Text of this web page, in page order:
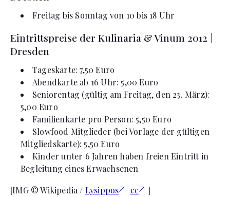
Freitag bis Sonntag von 10 bis 18 Uhr
Eintrittspreise der Kulinaria & Vinum 2012 |
Dresden
Tageskarte: 7,50 Euro
Abendkarte ab 16 Uhr: 5,00 Euro
Seniorentag (gültig am Freitag, den 23. März):
5,00 Euro
Familienkarte pro Person: 5,50 Euro
Slowfood Mitglieder (bei Vorlage der gültigen
Mitgliedskarte): 5,50 Euro
Kinder unter 6 Jahren haben freien Eintritt in
Begleitung eines Erwachsenen
[IMG © Wikipedia / Lysippos cc ]